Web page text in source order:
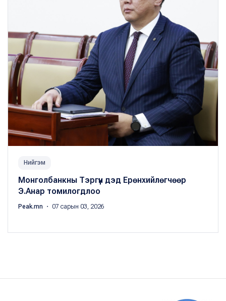
Нийгэм
Монголбанкны Тэргүүн дэд Ерөнхийлөгчөөр
Э.Анар томилогдлоо
Peak.mn ・ 07 сарын 03, 2026